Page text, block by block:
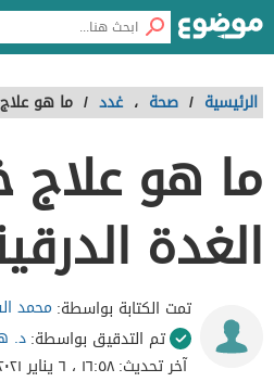
الرئيسية / صحة ، غدد / ما هو
ما هو
الغدة
تمت الكتابة بواسطة: محمد
تم التدقيق بواسطة:د.
آخر تحديث:١٦:٥٨ ، ٦ يناير ٢٠٢١